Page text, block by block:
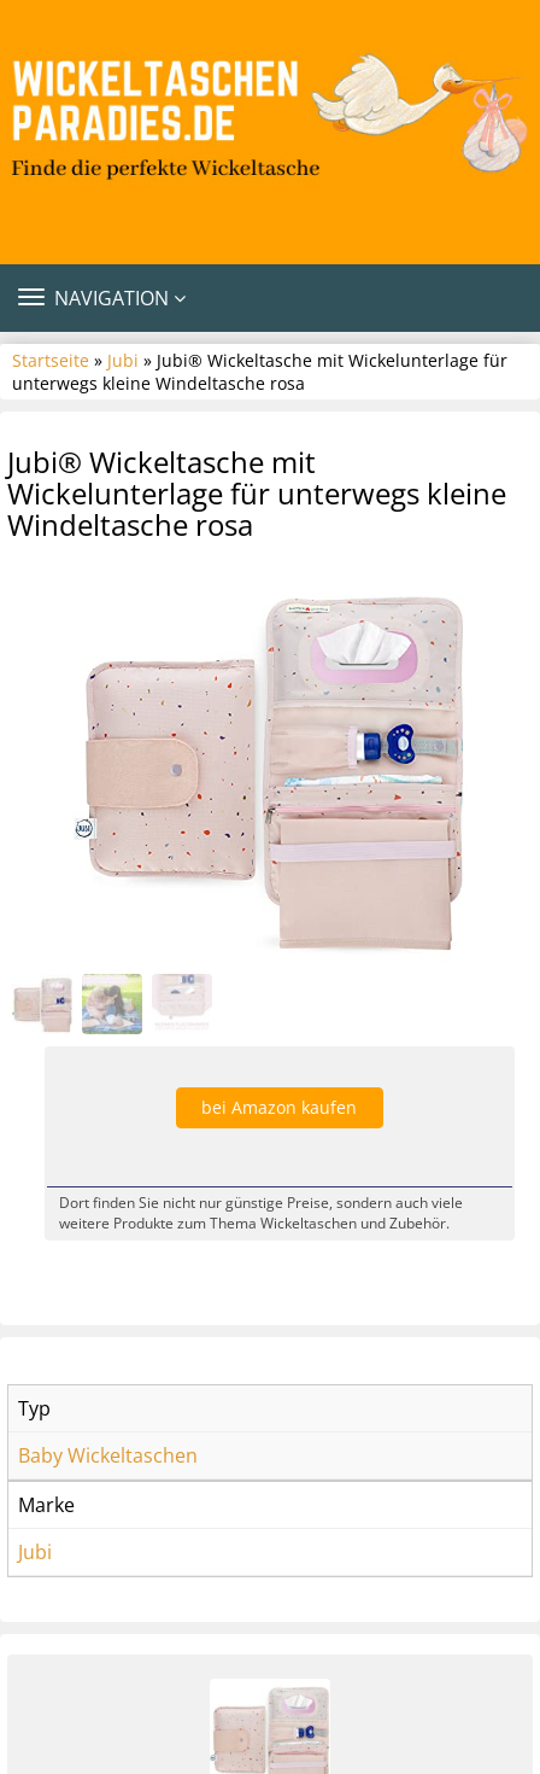
TOGGLE
NAVIGATION
Startseite » Jubi » Jubi® Wickeltasche mit Wickelunterlage für
unterwegs kleine Windeltasche rosa
Jubi® Wickeltasche mit
Wickelunterlage für unterwegs kleine
Windeltasche rosa
bei Amazon kaufen
Dort finden Sie nicht nur günstige Preise, sondern auch viele
weitere Produkte zum Thema Wickeltaschen und Zubehör.
Typ
Baby Wickeltaschen
Marke
Jubi